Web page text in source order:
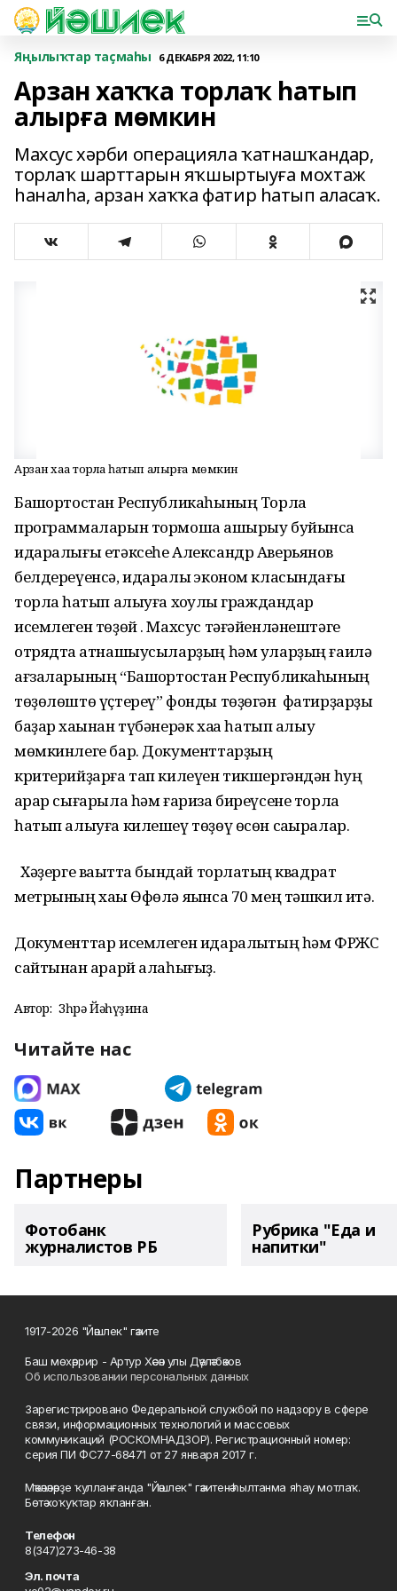
Яңылыҡтар таҫмаһы 6 ДЕКАБРЯ 2022, 11:10
Арзан хаҡҡа торлаҡ һатып
алырға мөмкин
Махсус хәрби операцияла ҡатнашҡандар,
торлаҡ шарттарын яҡшыртыуға мохтаж
һаналһа, арзан хаҡҡа фатир һатып аласаҡ.
Арзан хаҡҡа торлаҡ һатып алырға мөмкин
Башҡортостан Республикаһының Торлаҡ
программаларын тормошҡа ашырыу буйынса
идаралығы етәксеһе Александр Аверьянов
белдереүенсә, идаралыҡ эконом класындағы
торлаҡ һатып алыуға хоҡуҡлы граждандар
исемлеген төҙөй . Махсус тәғәйенләнештәге
отрядта ҡатнашыусыларҙың һәм уларҙың ғаилә
ағзаларының “Башҡортостан Республикаһының
төҙөлөштө үҫтереү” фонды төҙөгән фатирҙарҙы
баҙар хаҡынан түбәнерәк хаҡҡа һатып алыу
мөмкинлеге бар. Документтарҙың
критерийҙарға тап килеүен тикшергәндән һуң
ҡарар сығарыла һәм ғариза биреүсене торлаҡ
һатып алыуға килешеү төҙөү өсөн саҡыралар.
Хәҙерге ваҡытта бындай торлаҡтың квадрат
метрының хаҡы Өфөлә яҡынса 70 мең тәшкил итә.
Документтар исемлеген идаралыҡтың һәм ФРЖС
сайтынан ҡарарй алаһығыҙ.
Автор: Зөһрә Йәһүҙина
Читайте нас
Партнеры
Фотобанк
журналистов РБ
Рубрика "Еда и
напитки"
1917-2026 "Йәшлек" гәзите
Баш мөхәррир - Артур Хәсән улы Дәүләтбәков
Об использовании персональных данных
Зарегистрировано Федеральной службой по надзору в сфере
связи, информационных технологий и массовых
коммуникаций (РОСКОМНАДЗОР). Регистрационный номер:
серия ПИ ФС77-68471 от 27 января 2017 г.
Мәҡәләләрҙе ҡулланғанда "Йәшлек" гәзитенә һылтанма яһау мотлаҡ.
Бөтә хоҡуҡтар яҡланған.
Телефон
8(347)273-46-38
Эл. почта